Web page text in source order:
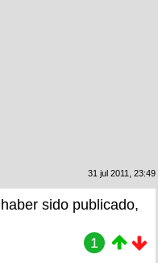
31 jul 2011, 23:49
sido publicado,
1